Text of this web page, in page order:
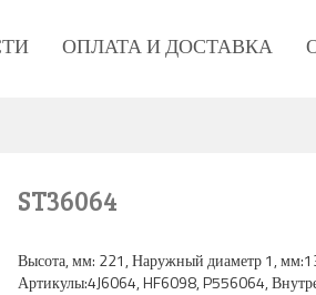
ОПЛАТА И ДОСТАВКА
ST36064
Высота, мм: 221, Наружный диаметр 1,
Артикулы:4J6064, HF6098, P556064,